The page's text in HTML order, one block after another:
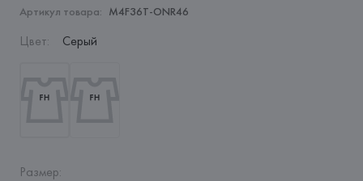
Артикул товара: M4F36T-ONR46
Цвет: Серый
Размер: